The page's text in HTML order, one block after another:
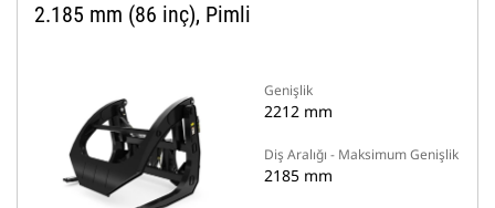
2.185 mm (86 inç), Pimli
Genişlik
2212 mm
Diş Aralığı - Maksimum Genişlik
2185 mm